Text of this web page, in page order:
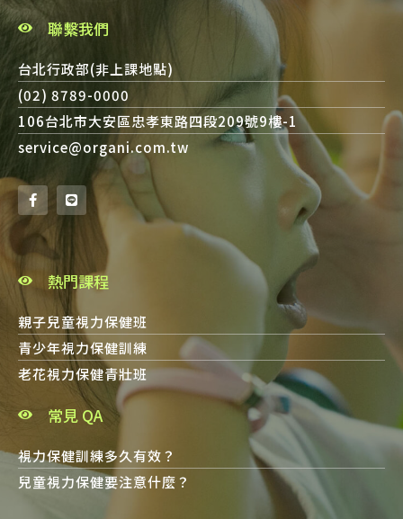
聯繫我們
台北行政部(非上課地點)
(02) 8789-0000
106台北市大安區忠孝東路四段209號9樓-1
service@organi.com.tw
熱門課程
親子兒童視力保健班
青少年視力保健訓練
老花視力保健青壯班
常見 QA
視力保健訓練多久有效？
兒童視力保健要注意什麼？